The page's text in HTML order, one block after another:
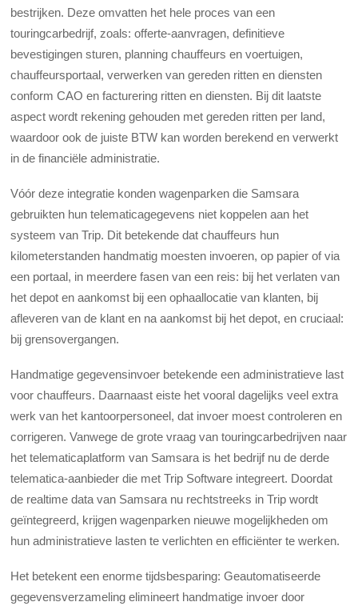
bestrijken. Deze omvatten het hele proces van een
touringcarbedrijf, zoals: offerte-aanvragen, definitieve
bevestigingen sturen, planning chauffeurs en voertuigen,
chauffeursportaal, verwerken van gereden ritten en diensten
conform CAO en facturering ritten en diensten. Bij dit laatste
aspect wordt rekening gehouden met gereden ritten per land,
waardoor ook de juiste BTW kan worden berekend en verwerkt
in de financiële administratie.
Vóór deze integratie konden wagenparken die Samsara
gebruikten hun telematicagegevens niet koppelen aan het
systeem van Trip. Dit betekende dat chauffeurs hun
kilometerstanden handmatig moesten invoeren, op papier of via
een portaal, in meerdere fasen van een reis: bij het verlaten van
het depot en aankomst bij een ophaallocatie van klanten, bij
afleveren van de klant en na aankomst bij het depot, en cruciaal:
bij grensovergangen.
Handmatige gegevensinvoer betekende een administratieve last
voor chauffeurs. Daarnaast eiste het vooral dagelijks veel extra
werk van het kantoorpersoneel, dat invoer moest controleren en
corrigeren. Vanwege de grote vraag van touringcarbedrijven naar
het telematicaplatform van Samsara is het bedrijf nu de derde
telematica-aanbieder die met Trip Software integreert. Doordat
de realtime data van Samsara nu rechtstreeks in Trip wordt
geïntegreerd, krijgen wagenparken nieuwe mogelijkheden om
hun administratieve lasten te verlichten en efficiënter te werken.
Het betekent een enorme tijdsbesparing: Geautomatiseerde
gegevensverzameling elimineert handmatige invoer door